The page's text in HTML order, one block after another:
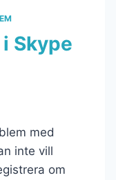
Skype
med
inte vill
om